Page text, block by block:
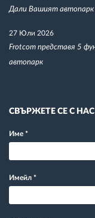
Дали Вашият автопарк
27 Юли 2026
Frotcom представя 5
автопарк
СВЪРЖЕТЕ СЕ С НАС
Име *
Имейл *